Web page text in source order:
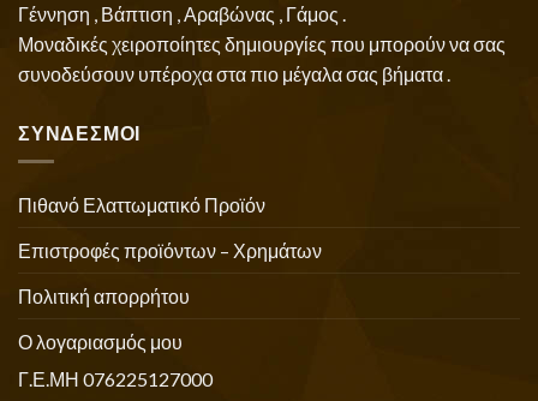
Γέννηση , Βάπτιση , Αραβώνας , Γάμος .
Μοναδικές χειροποίητες δημιουργίες που μπορούν να σας
συνοδεύσουν υπέροχα στα πιο μέγαλα σας βήματα .
ΣΥΝΔΕΣΜΟΙ
Πιθανό Ελαττωματικό Προϊόν
Επιστροφές προϊόντων – Χρημάτων
Πολιτική απορρήτου
Ο λογαριασμός μου
Γ.Ε.ΜΗ 076225127000